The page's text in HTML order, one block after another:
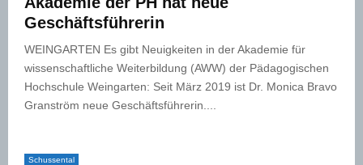
Geschäftsführerin
WEINGARTEN Es gibt Neuigkeiten in der Akademie für
wissenschaftliche Weiterbildung (AWW) der Pädagogischen
Hochschule Weingarten: Seit März 2019 ist Dr. Monica Bravo
Granström neue Geschäftsführerin....
Schussental